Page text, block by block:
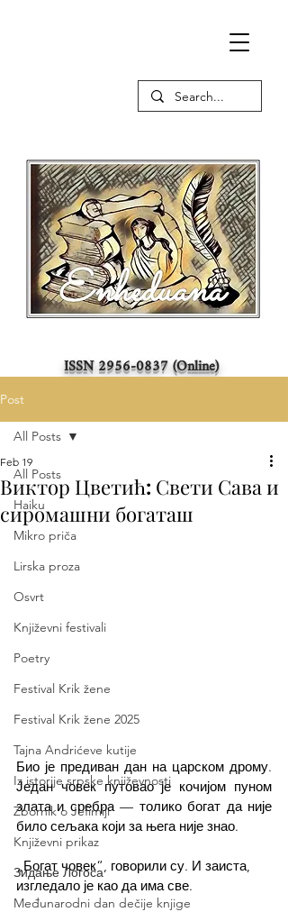
ISSN2956-0837(Online)
Post
All Posts
Haiku
Mikro priča
Lirska proza
Osvrt
Književni festivali
Poetry
Festival Krik žene
Festival Krik žene 2025
Tajna Andrićeve kutije
Iz istorije srpske književnosti
Zbornik o Jefimiji
Književni prikaz
Зидање Логоса
Međunarodni dan dečije knjige
All Posts
Виктор Цветић: Свети Сава и
сиромашни богаташ
Feb 19
Био је предиван дан на царском дрому.
Један човек путовао је кочијом пуном
злата и сребра — толико богат да није
било сељака који за њега није знао.
„Богат човек“, говорили су. И заиста,
изгледало је као да има све.